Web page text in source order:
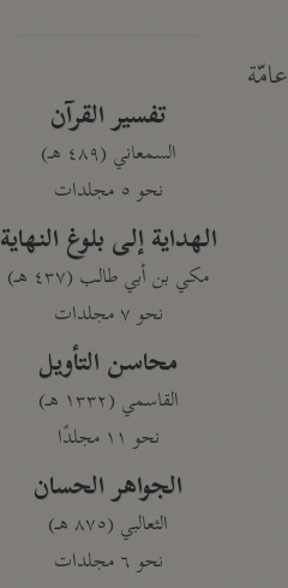
عامّة
تفسير القرآن
السمعاني (٤٨٩ هـ)
نحو ٥ مجلدات
الهداية إلى بلوغ النهاية
مكي بن أبي طالب (٤٣٧ هـ)
نحو ٧ مجلدات
محاسن التأويل
القاسمي (١٣٣٢ هـ)
نحو ١١ مجلدًا
الجواهر الحسان
الثعالبي (٨٧٥ هـ)
نحو ٦ مجلدات